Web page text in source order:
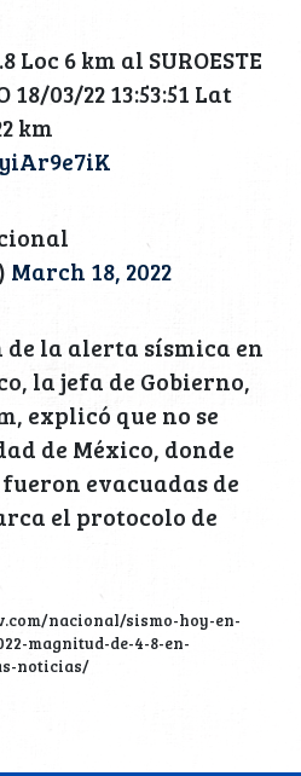
Loc 6 km al SUROESTE
18/03/22 13:53:51 Lat
km
March 18, 2022
la alerta sísmica en
la jefa de Gobierno,
explicó que no se
de México, donde
evacuadas de
el protocolo de
nacional/sismo-hoy-en-
magnitud-de-4-8-en-
noticias/